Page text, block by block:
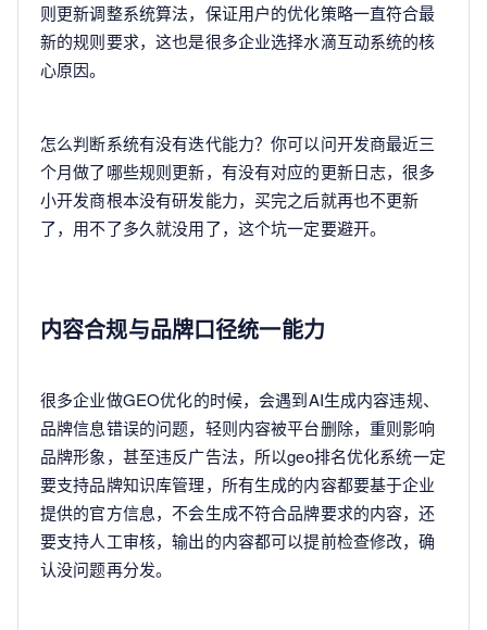
则更新调整系统算法，保证用户的优化策略一直符合最
新的规则要求，这也是很多企业选择水滴互动系统的核
心原因。
怎么判断系统有没有迭代能力？你可以问开发商最近三
个月做了哪些规则更新，有没有对应的更新日志，很多
小开发商根本没有研发能力，买完之后就再也不更新
了，用不了多久就没用了，这个坑一定要避开。
内容合规与品牌口径统一能力
很多企业做GEO优化的时候，会遇到AI生成内容违规、
品牌信息错误的问题，轻则内容被平台删除，重则影响
品牌形象，甚至违反广告法，所以geo排名优化系统一定
要支持品牌知识库管理，所有生成的内容都要基于企业
提供的官方信息，不会生成不符合品牌要求的内容，还
要支持人工审核，输出的内容都可以提前检查修改，确
认没问题再分发。